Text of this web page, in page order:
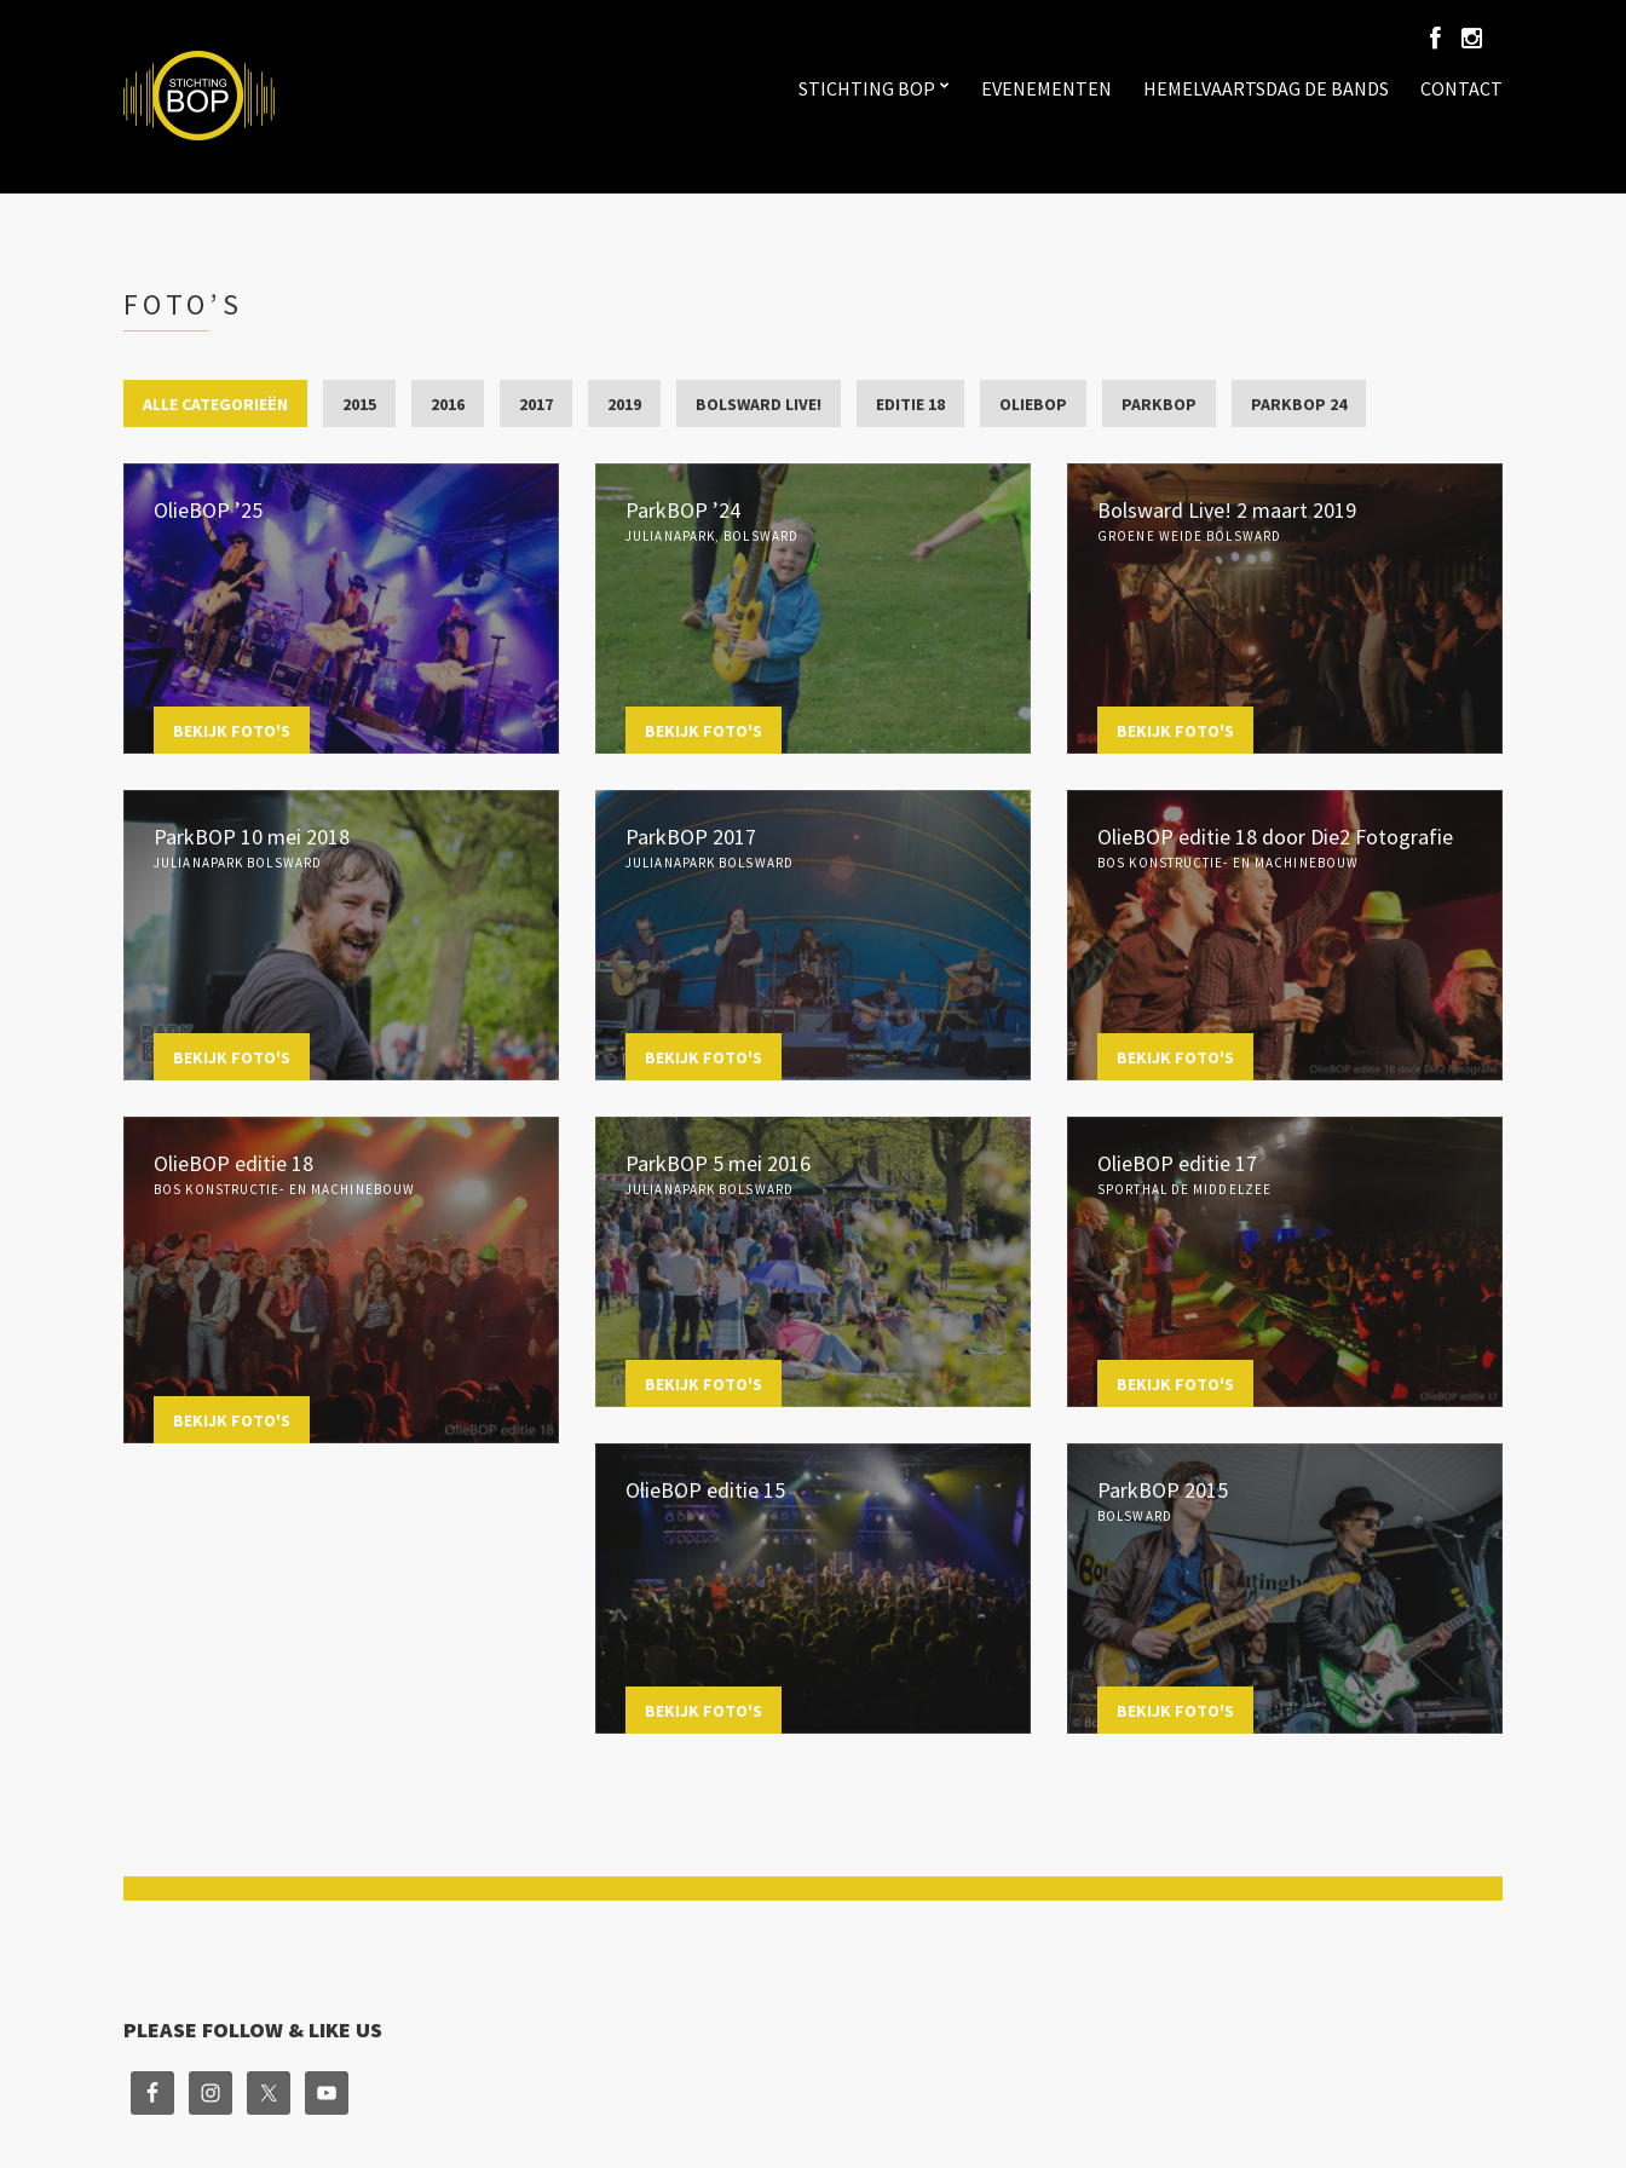
STICHTING BOP EVENEMENTEN HEMELVAARTSDAG DE BANDS CONTACT
FOTO’S
ALLE CATEGORIEËN 2015 2016 2017 2019 BOLSWARD LIVE! EDITIE 18 OLIEBOP PARKBOP PARKBOP 24
OlieBOP ’25
BEKIJK FOTO'S
ParkBOP ’24
JULIANAPARK, BOLSWARD
BEKIJK FOTO'S
Bolsward Live! 2 maart 2019
GROENE WEIDE BOLSWARD
BEKIJK FOTO'S
ParkBOP 10 mei 2018
JULIANAPARK BOLSWARD
BEKIJK FOTO'S
ParkBOP 2017
JULIANAPARK BOLSWARD
BEKIJK FOTO'S
OlieBOP editie 18 door Die2 Fotografie
BOS KONSTRUCTIE- EN MACHINEBOUW
BEKIJK FOTO'S
OlieBOP editie 18
BOS KONSTRUCTIE- EN MACHINEBOUW
BEKIJK FOTO'S
ParkBOP 5 mei 2016
JULIANAPARK BOLSWARD
BEKIJK FOTO'S
OlieBOP editie 17
SPORTHAL DE MIDDELZEE
BEKIJK FOTO'S
OlieBOP editie 15
BEKIJK FOTO'S
ParkBOP 2015
BOLSWARD
BEKIJK FOTO'S
PLEASE FOLLOW & LIKE US